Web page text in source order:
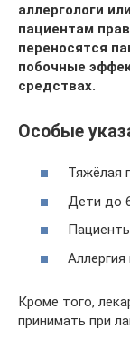
аллергологи
пациентам
переносятся
побочные
средствах.
Особые
Тяжёлая
Дети до
Кроме того,
принимать при